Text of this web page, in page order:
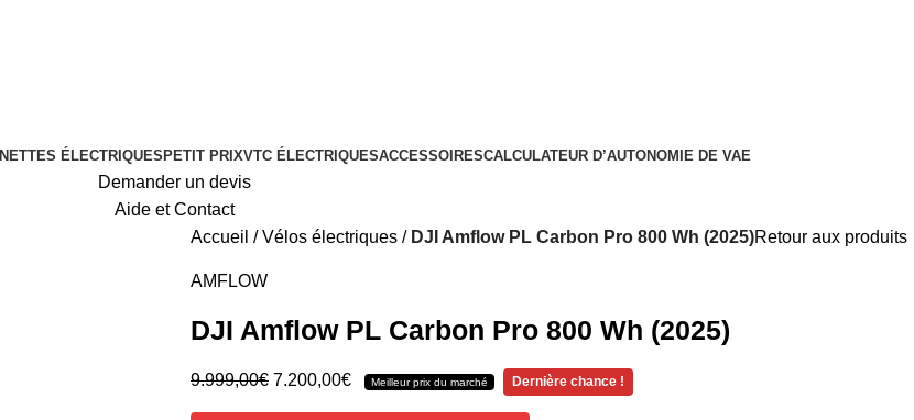
ÉLECTRIQUES PETIT PRIXVTC ÉLECTRIQUESACCESSOIRESCALCULATEUR D’AUTONOMIE DE VAE
Demander un devis
Aide et Contact
Accueil Vélos électriques DJI Amflow PL Carbon Pro 800 Wh (2025)Retour aux produits
AMFLOW
DJI Amflow PL Carbon Pro 800 Wh (2025)
9.999,00€ 7.200,00€ Meilleur prix du marché Dernière chance !